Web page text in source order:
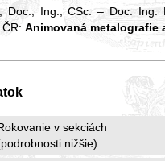
Doc., Ing., CSc. – Doc. Ing.
Animovaná metalografie
v sekciách
nižšie)